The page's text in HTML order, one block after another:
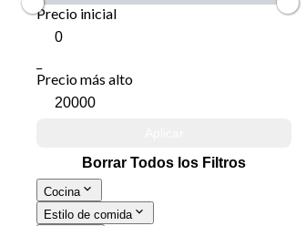
Precio inicial
Precio más alto
Borrar Todos los Filtros
Cocina
Estilo de comida